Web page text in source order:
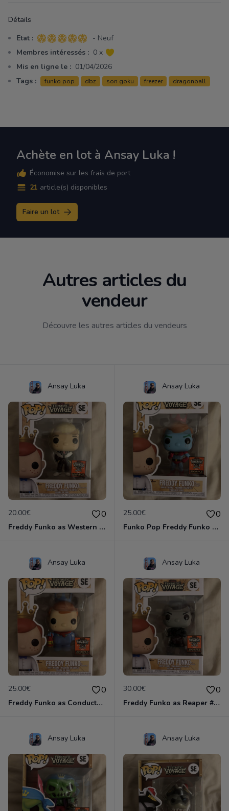
Détails
Etat : 5 sur 5 étoiles
- Neuf
Membres intéressés : 0 x
Mis en ligne le : 01/04/2026
Tags :
funko pop dbz son goku freezer dragonball
Achète en lot à Ansay Luka !
Économise sur les frais de port
21 article(s) disponibles
Faire un lot
Autres articles du
vendeur
Découvre les autres articles du vendeurs
Ansay Luka
20.00€ 0
Freddy Funko as Western Ken #SE
Ansay Luka
25.00€ 0
Funko Pop Freddy Funko as Captain Planet #SE
Ansay Luka
25.00€ 0
Freddy Funko as Conductor #SE
Ansay Luka
30.00€ 0
Freddy Funko as Reaper #SE
Ansay Luka Ansay Luka